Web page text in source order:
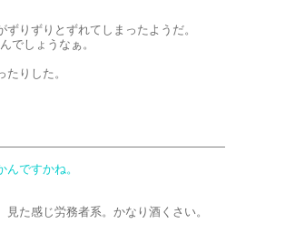
りずりとずれてしまったようだ。
でしょうなぁ。
りした。
ですかね。
た感じ労務者系。かなり酒くさい。